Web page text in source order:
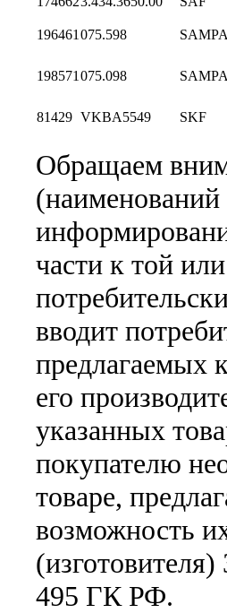
196461 075.598
198571 075.098
81429 VKBA5549 SKF
Обращаем
(наименований
части к той
вводит
предлагаемых
его
указанных
покупателю
товаре,
возможность
495 ГК РФ.